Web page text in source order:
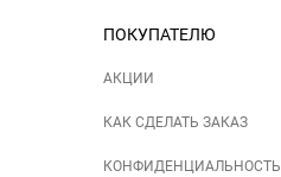
ПОКУПАТЕЛЮ
АКЦИИ
КАК СДЕЛАТЬ ЗАКАЗ
КОНФИДЕНЦИАЛЬНОСТЬ